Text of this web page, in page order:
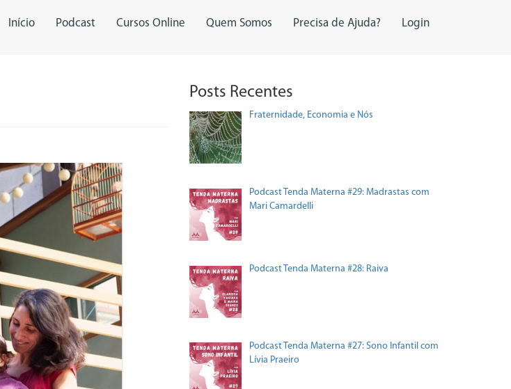
Início Podcast Cursos Online Quem Somos Precisa de Ajuda? Login
Posts Recentes
Fraternidade, Economia e Nós
Podcast Tenda Materna #29: Madrastas com
Mari Camardelli
Podcast Tenda Materna #28: Raiva
Podcast Tenda Materna #27: Sono Infantil com
Lívia Praeiro